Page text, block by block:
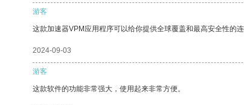
游客
这款加速器VPM应用程序可以给你提供全球覆盖和最高安全性的连
2024-09-03
游客
这款软件的功能非常强大，使用起来非常方便。